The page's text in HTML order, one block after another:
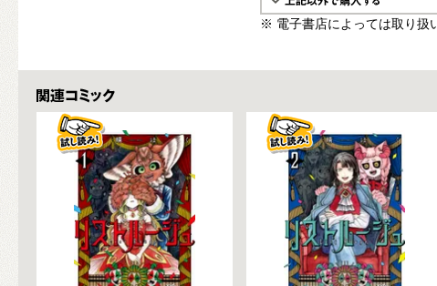
※ 電子書店によっては取り扱
関連コミックス